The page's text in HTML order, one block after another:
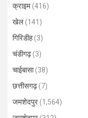
क्राइम(416)
खेल(141)
गिरिडीह(3)
चंडीगढ़(3)
चाईबासा(38)
छत्तीसगढ़(7)
जमशेदपुर(1,564)